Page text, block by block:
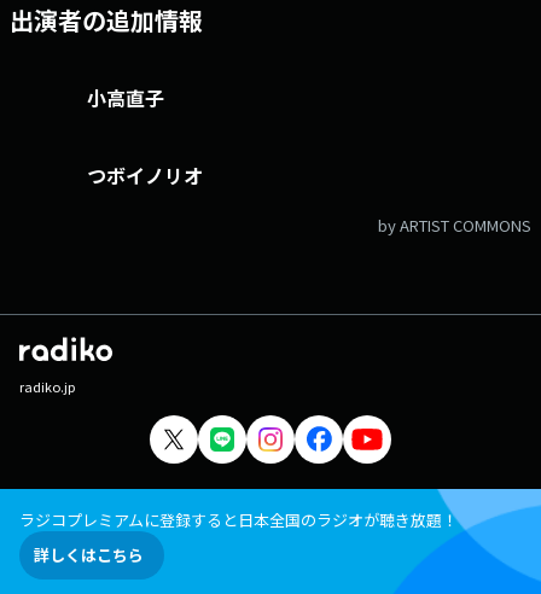
出演者の追加情報
小高直子
つボイノリオ
by ARTIST COMMONS
radiko.jp
ラジコプレミアムに登録すると日本全国のラジオが聴き放題！
詳しくはこちら